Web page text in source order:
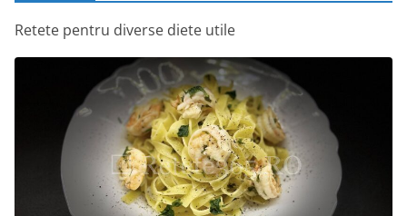
Retete pentru diverse diete utile